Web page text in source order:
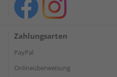
Zahlungsarten
PayPal
Onlineüberweisung